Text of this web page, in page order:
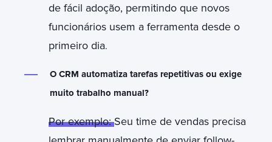
de fácil adoção, permitindo que novos
funcionários usem a ferramenta desde o
primeiro dia.
O CRM automatiza tarefas repetitivas ou exige
muito trabalho manual?
Por exemplo:Seu time de vendas precisa